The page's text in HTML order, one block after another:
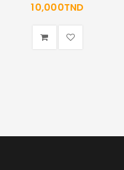
10,000TND